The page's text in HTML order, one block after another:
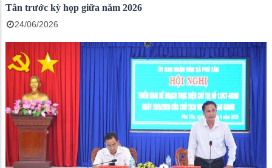
Tân trước kỳ họp giữa năm 2026
24/06/2026